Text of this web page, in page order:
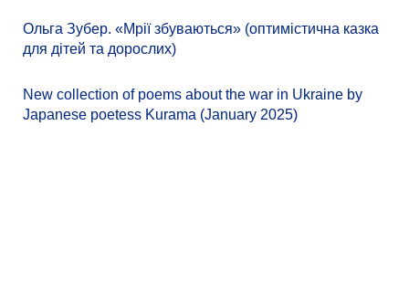
Ольга Зубер. «Мрії збуваються» (оптимістична казка
для дітей та дорослих)
New collection of poems about the war in Ukraine by
Japanese poetess Kurama (January 2025)